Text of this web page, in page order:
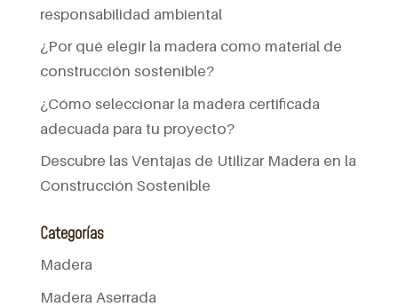
responsabilidad ambiental
¿Por qué elegir la madera como material de
construcción sostenible?
¿Cómo seleccionar la madera certificada
adecuada para tu proyecto?
Descubre las Ventajas de Utilizar Madera en la
Construcción Sostenible
Categorías
Madera
Madera Aserrada